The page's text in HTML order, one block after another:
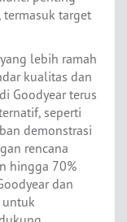
target
lebih ramah
kualitas dan
Goodyear terus
seperti
demonstrasi
rencana
hingga 70%
dan
untuk